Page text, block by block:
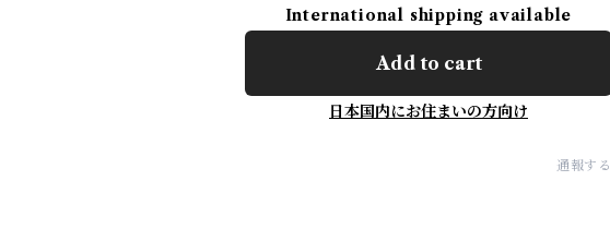
International shipping available
Add to cart
日本国内にお住まいの方向け
通報する